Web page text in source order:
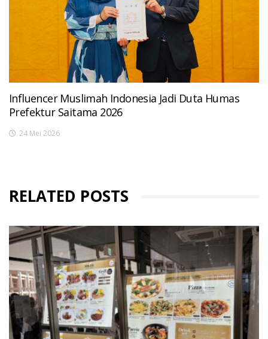
Influencer Muslimah Indonesia Jadi Duta Humas
Prefektur Saitama 2026
24 Mei 2026
RELATED POSTS